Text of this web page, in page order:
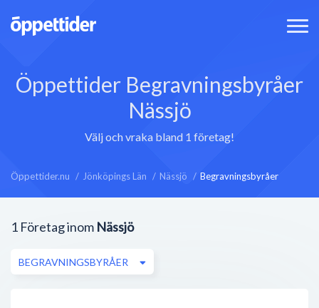
Öppettider Begravningsbyråer
Nässjö
Välj och vraka bland 1 företag!
Öppettider.nu Jönköpings Län Nässjö Begravningsbyråer
1 Företag inom Nässjö
BEGRAVNINGSBYRÅER